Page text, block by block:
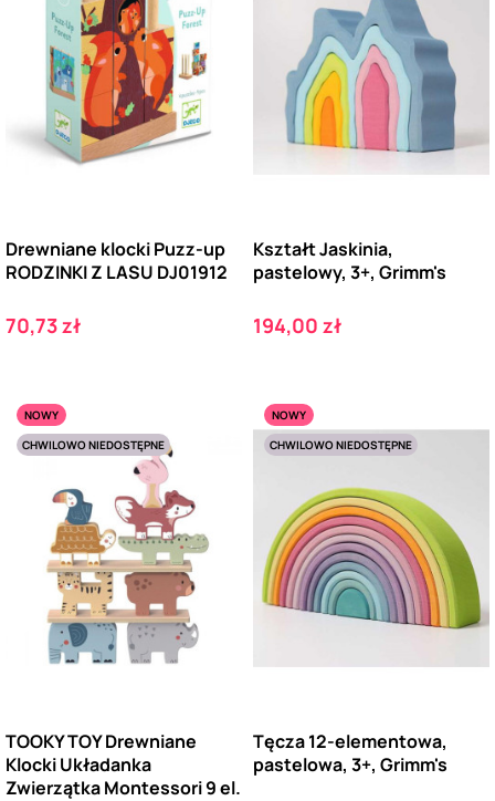
Drewniane klocki Puzz-up
RODZINKI Z LASU DJ01912
Cena
70,73 zł
Kształt Jaskinia,
pastelowy, 3+, Grimm's
Cena
194,00 zł
NOWY
CHWILOWO NIEDOSTĘPNE
TOOKY TOY Drewniane
Klocki Układanka
Zwierzątka Montessori 9 el.
NOWY
CHWILOWO NIEDOSTĘPNE
Tęcza 12-elementowa,
pastelowa, 3+, Grimm's